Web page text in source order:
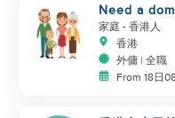
Need a
家庭 - 香港人
香港
外傭 | 全職
From 18日